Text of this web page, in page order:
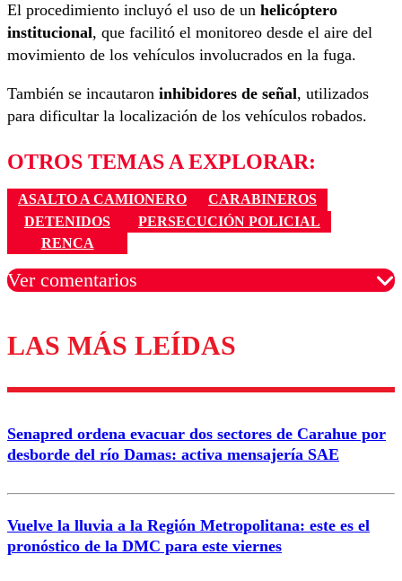
El procedimiento incluyó el uso de un helicóptero
institucional, que facilitó el monitoreo desde el aire del
movimiento de los vehículos involucrados en la fuga.
También se incautaron inhibidores de señal, utilizados
para dificultar la localización de los vehículos robados.
OTROS TEMAS A EXPLORAR:
ASALTO A CAMIONERO
CARABINEROS
DETENIDOS
PERSECUCIÓN POLICIAL
RENCA
Ver comentarios
Los comentarios son moderados para garantizar un
diálogo respetuoso.
Correo
Enviar comentario
LAS MÁS LEÍDAS
Senapred ordena evacuar dos sectores de Carahue por
desborde del río Damas: activa mensajería SAE
Vuelve la lluvia a la Región Metropolitana: este es el
pronóstico de la DMC para este viernes